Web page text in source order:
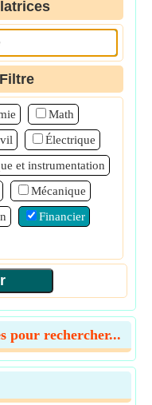
Math
Électrique
et instrumentation
Mécanique
Financier
pour rechercher...